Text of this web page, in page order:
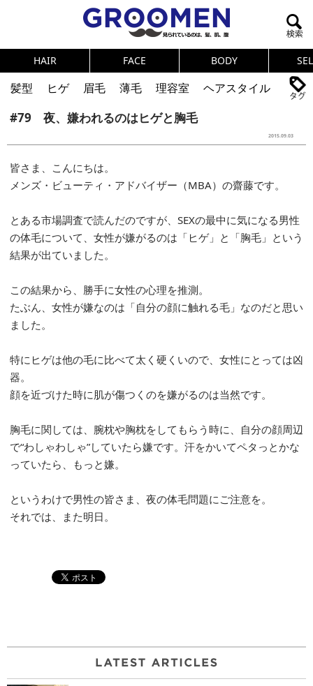
HAIR FACE BODY
髪型 ヒゲ 眉毛 薄毛 理容室
ヘアスタイル
ヘアカタログ
体臭 ニオイ
連載
メンズコスメ
NEWS PICK UP 筋肉
女の本音
テストステロン
海外セレブ 眉毛
メタボ
トレーニング
好印象な男
頭皮ケア
#79 夜、嫌われるのはヒゲと胸毛
2015.09.03
皆さま、こんにちは。
メンズ・ビューティ・アドバイザー（MBA）の齋藤です。
とある市場調査で読んだのですが、SEXの最中に気になる男性
の体毛について、女性が嫌がるのは「ヒゲ」と「胸毛」という
結果が出ていました。
この結果から、勝手に女性の心理を推測。
たぶん、女性が嫌なのは「自分の顔に触れる毛」なのだと思い
ました。
特にヒゲは他の毛に比べて太く硬くいので、女性にとっては凶
器。
顔を近づけた時に肌が傷つくのを嫌がるのは当然です。
胸毛に関しては、腕枕や胸枕をしてもらう時に、自分の顔周辺
で“わしゃわしゃ”していたら嫌です。汗をかいてペタっとかな
っていたら、もっと嫌。
というわけで男性の皆さま、夜の体毛問題にご注意を。
それでは、また明日。